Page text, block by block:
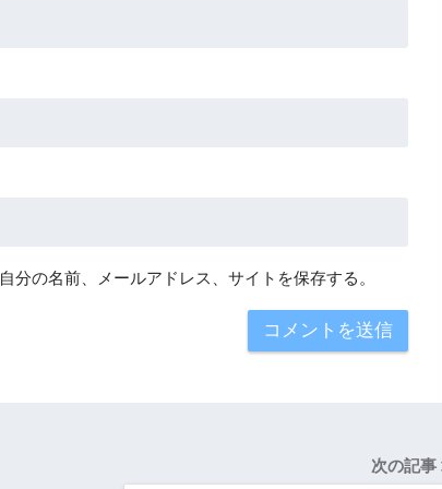
の名前、メールアドレス、サイトを保存する。
次の記事